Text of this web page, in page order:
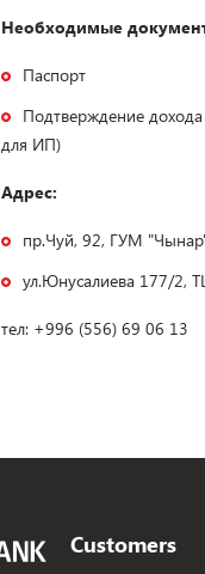
Необходимые
Паспорт
Подтверждение
для ИП)
Адрес:
пр.Чуй, 92, ГУМ
ул.Юнусалиева 177/2,
тел: +996 (556) 69 06 13
Customers